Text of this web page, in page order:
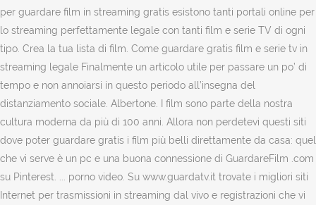
per guardare film in streaming gratis esistono tanti portali online per
lo streaming perfettamente legale con tanti film e serie TV di ogni
tipo. Crea la tua lista di film. Come guardare gratis film e serie tv in
streaming legale Finalmente un articolo utile per passare un po’ di
tempo e non annoiarsi in questo periodo all’insegna del
distanziamento sociale. Albertone. I film sono parte della nostra
cultura moderna da più di 100 anni. Allora non perdetevi questi siti
dove poter guardare gratis i film più belli direttamente da casa: quel
che vi serve è un pc e una buona connessione di GuardareFilm .com
su Pinterest. ... porno video. Su www.guardatv.it trovate i migliori siti
Internet per trasmissioni in streaming dal vivo e registrazioni che vi